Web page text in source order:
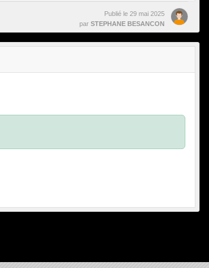
Publié le 29 mai 2025
par STEPHANE BESANCON